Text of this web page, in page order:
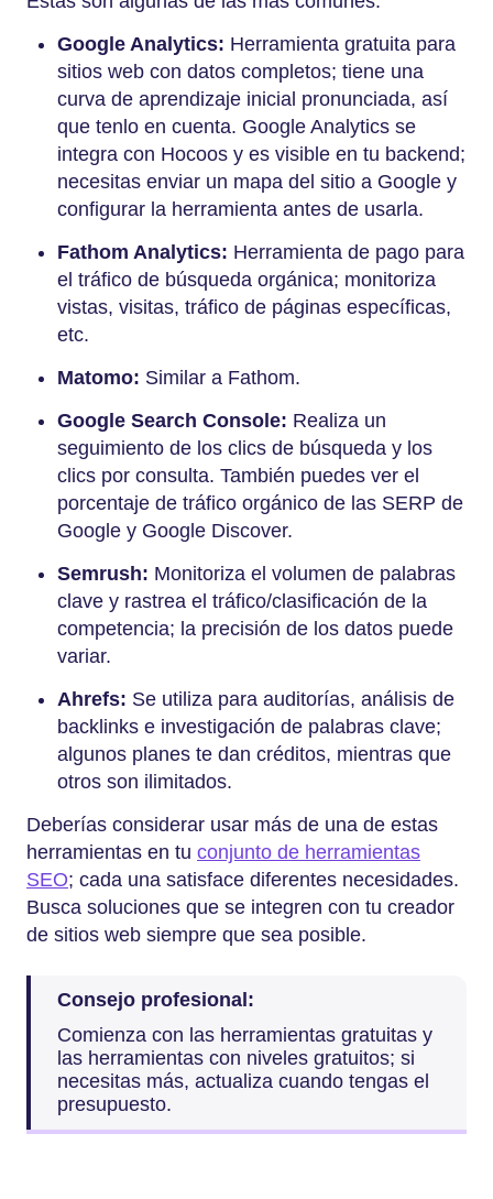
Google Analytics: Herramienta gratuita para
sitios web con datos completos; tiene una
curva de aprendizaje inicial pronunciada, así
que tenlo en cuenta. Google Analytics se
integra con Hocoos y es visible en tu backend;
necesitas enviar un mapa del sitio a Google y
configurar la herramienta antes de usarla.
Fathom Analytics: Herramienta de pago para
el tráfico de búsqueda orgánica; monitoriza
vistas, visitas, tráfico de páginas específicas,
etc.
Matomo: Similar a Fathom.
Google Search Console: Realiza un
seguimiento de los clics de búsqueda y los
clics por consulta. También puedes ver el
porcentaje de tráfico orgánico de las SERP de
Google y Google Discover.
Semrush: Monitoriza el volumen de palabras
clave y rastrea el tráfico/clasificación de la
competencia; la precisión de los datos puede
variar.
Ahrefs: Se utiliza para auditorías, análisis de
backlinks e investigación de palabras clave;
algunos planes te dan créditos, mientras que
otros son ilimitados.
Deberías considerar usar más de una de estas
herramientas en tu conjunto de herramientas
SEO; cada una satisface diferentes necesidades.
Busca soluciones que se integren con tu creador
de sitios web siempre que sea posible.
Consejo profesional:
Comienza con las herramientas gratuitas y
las herramientas con niveles gratuitos; si
necesitas más, actualiza cuando tengas el
presupuesto.